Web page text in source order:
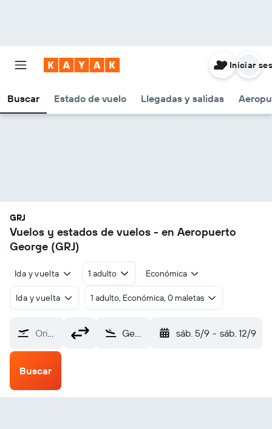
Buscar Estado de vuelo Llegadas y salidas
Iniciar
GRJ
Vuelos y estados de vuelos - en Aeropuerto
George (GRJ)
Ida y vuelta 1 adulto Económica
Ida y vuelta 1 adulto, Económica, 0 maletas
Origen George (GRJ) sáb. 5/9 - sáb. 12/9
Buscar